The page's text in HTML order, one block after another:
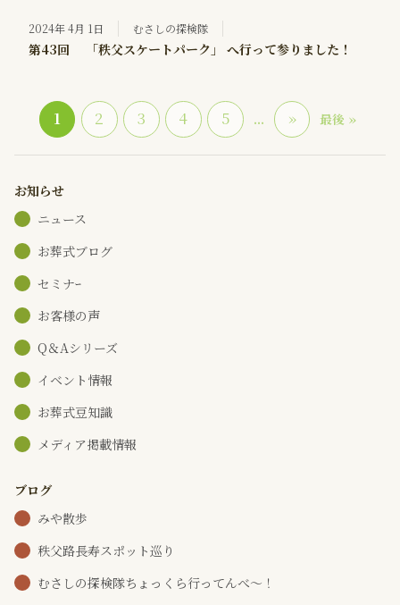
2024年 4月 1日 むさしの探検隊
第43回 「秩父スケートパーク」 へ行って参りました！
1 2 3 4 5 ... » 最後 »
お知らせ
ニュース
お葬式ブログ
セミナｰ
お客様の声
Q＆Aシリーズ
イベント情報
お葬式豆知識
メディア掲載情報
ブログ
みや散歩
秩父路長寿スポット巡り
むさしの探検隊ちょっくら行ってんべ～！